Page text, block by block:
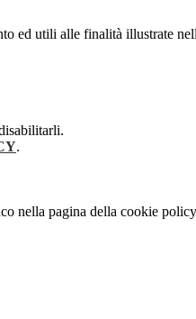
ed utili alle finalità illustrate
.
nella pagina della cookie